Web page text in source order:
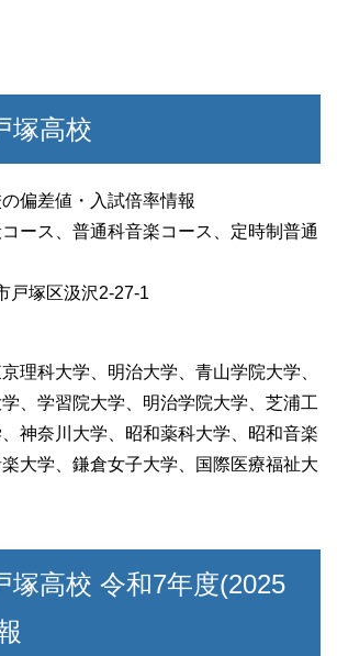
塚高校
偏差値・入試倍率情報
ース、普通科音楽コース、定時制普通
戸塚区汲沢2-27-1
理科大学、明治大学、青山学院大学、
、学習院大学、明治学院大学、芝浦工
神奈川大学、昭和薬科大学、昭和音楽
大学、鎌倉女子大学、国際医療福祉大
塚高校 令和7年度(2025